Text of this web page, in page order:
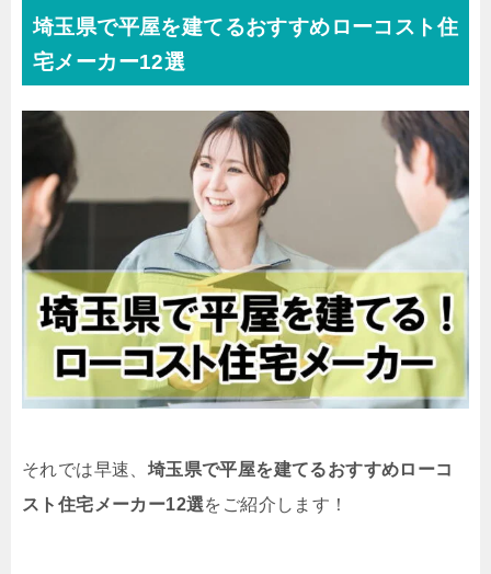
埼玉県で平屋を建てるおすすめローコスト住
宅メーカー12選
それでは早速、 埼玉県で平屋を建てるおすすめローコ
スト住宅メーカー12選をご紹介します！